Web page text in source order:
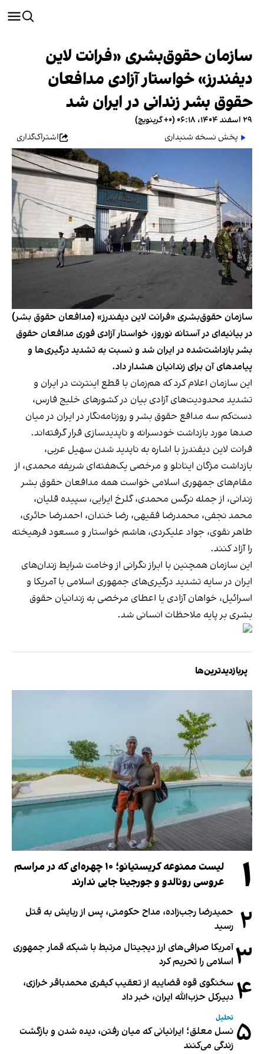
سازمان حقوق‌بشری «فرانت لاین
دیفندرز» خواستار آزادی مدافعان
حقوق بشر زندانی در ایران شد
۲۹ اسفند ۱۴۰۴، ۰۶:۱۸ (‎+۰ گرینویچ)
پخش نسخه شنیداری
اشتراک‌گذاری
سازمان حقوق‌بشری «فرانت لاین دیفندرز» (مدافعان حقوق بشر)
در بیانیه‌ای در آستانه نوروز، خواستار آزادی فوری مدافعان حقوق
بشر بازداشت‌شده در ایران شد و نسبت به تشدید درگیری‌ها و
پیامدهای آن برای زندانیان هشدار داد.
این سازمان اعلام کرد که هم‌زمان با قطع اینترنت در ایران و
تشدید محدودیت‌های آزادی بیان در کشورهای خلیج فارس،
دست‌کم سه مدافع حقوق بشر و روزنامه‌نگار در ایران در میان
صدها مورد بازداشت خودسرانه و ناپدیدسازی قرار گرفته‌اند.
فرانت لاین دیفندرز با اشاره به ناپدید شدن سهیل عربی،
بازداشت مژگان اینانلو و مرخصی یک‌هفته‌ای شریفه محمدی، از
مقام‌های جمهوری اسلامی خواست همه مدافعان حقوق بشر
زندانی، از جمله نرگس محمدی، گلرخ ایرایی، سپیده قلیان،
محمد نجفی، محمدرضا فقیهی، رضا خندان، احمدرضا حائری،
طاهر نقوی، جواد علیکردی، هاشم خواستار و مسعود فرهیخته
را آزاد کنند.
این سازمان همچنین با ابراز نگرانی از وخامت شرایط زندان‌های
ایران در سایه تشدید درگیری‌های جمهوری اسلامی با آمریکا و
اسرائیل، خواهان آزادی یا اعطای مرخصی به زندانیان حقوق
بشری بر پایه ملاحظات انسانی شد.
پربازدیدترین‌ها
۱
لیست ممنوعه کریستیانو؛ ۱۰ چهره‌ای که در مراسم
عروسی رونالدو و جورجینا جایی ندارند
۲ حمیدرضا رجب‌زاده، مداح حکومتی، پس از ربایش به قتل
رسید
۳آمریکا صرافی‌های ارز دیجیتال مرتبط با شبکه قمار جمهوری
اسلامی را تحریم کرد
۴ سخنگوی قوه قضاییه از تعقیب کیفری محمدباقر خرازی،
دبیر‌کل حزب‌الله ایران، خبر داد
۵ تحلیل
نسل معلق؛ ایرانیانی که میان رفتن، دیده شدن و بازگشت
زندگی می‌کنند